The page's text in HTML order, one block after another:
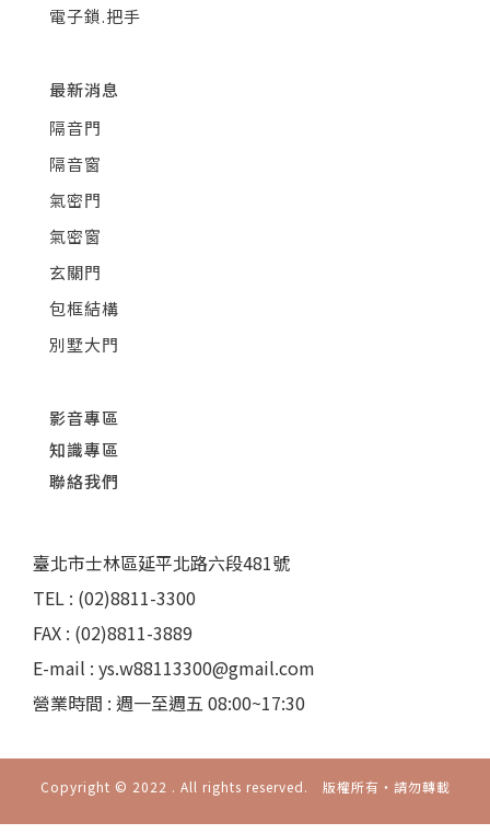
電子鎖.把手
最新消息
隔音門
隔音窗
氣密門
氣密窗
玄關門
包框結構
別墅大門
影音專區
知識專區
聯絡我們
臺北市士林區延平北路六段481號
TEL : (02)8811-3300
FAX : (02)8811-3889
E-mail : ys.w88113300@gmail.com
營業時間 : 週一至週五 08:00~17:30
Copyright © 2022 . All rights reserved. 版權所有‧請勿轉載